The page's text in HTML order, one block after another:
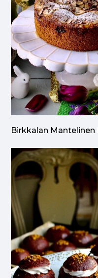
Birkkalan